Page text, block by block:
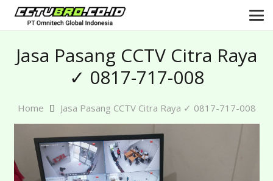
Jasa Pasang CCTV Citra Raya
✓ 0817-717-008
Home Jasa Pasang CCTV Citra Raya ✓ 0817-717-008